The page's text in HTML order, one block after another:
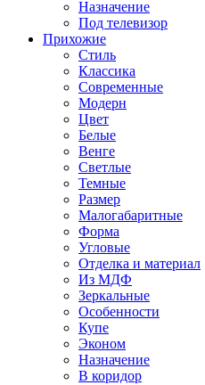
Назначение
Под телевизор
Прихожие
Стиль
Классика
Современные
Модерн
Цвет
Белые
Венге
Светлые
Темные
Размер
Малогабаритные
Форма
Угловые
Отделка и материал
Из МДФ
Зеркальные
Особенности
Купе
Эконом
Назначение
В коридор